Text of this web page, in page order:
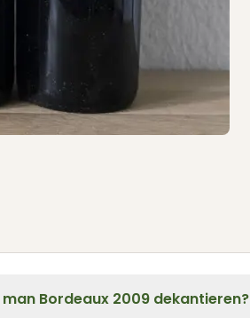
Bordeaux 2009 dekantieren?